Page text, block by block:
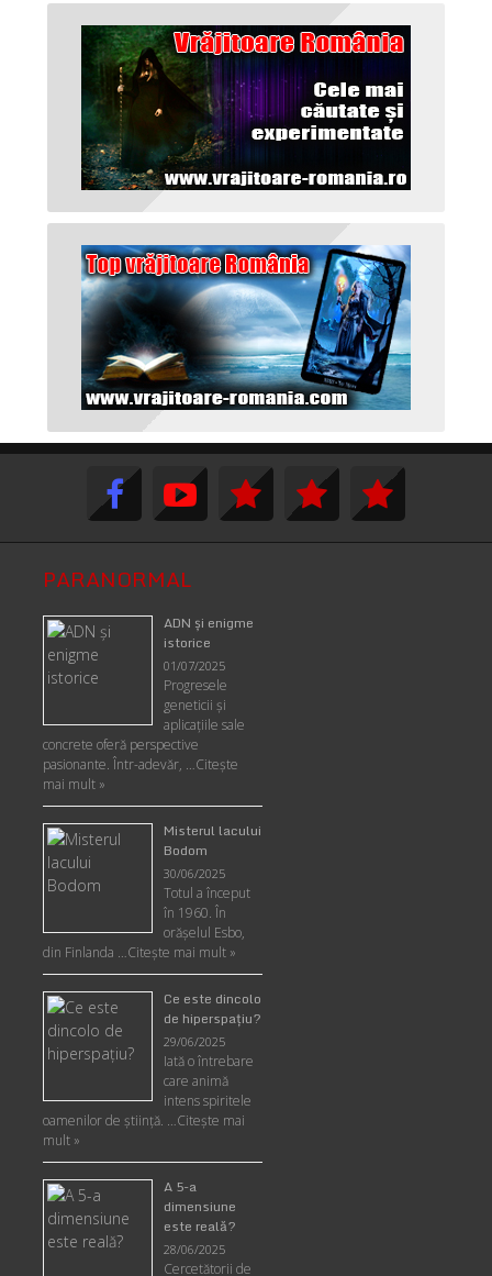
PARANORMAL
ADN şi enigme
istorice
01/07/2025
Progresele
geneticii şi
aplicaţiile sale
concrete oferă perspective
pasionante. Într-adevăr, …Citește
mai mult »
Misterul lacului
Bodom
30/06/2025
Totul a început
în 1960. În
orășelul Esbo,
din Finlanda …Citește mai mult »
Ce este dincolo
de hiperspaţiu?
29/06/2025
Iată o întrebare
care animă
intens spiritele
oamenilor de ştiinţă. …Citește mai
mult »
A 5-a
dimensiune
este reală?
28/06/2025
Cercetătorii de